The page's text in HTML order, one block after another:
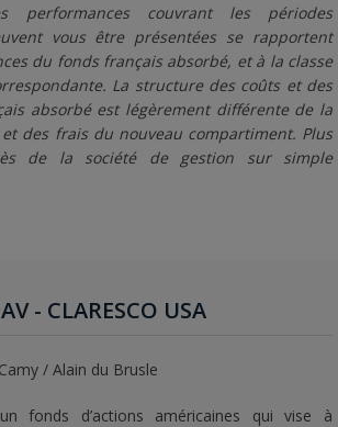
performances couvrant les périodes
vous être présentées se rapportent
du fonds français absorbé, et à la classe
La structure des coûts et des
absorbé est légèrement différente de la
des frais du nouveau compartiment. Plus
de la société de gestion sur simple
- CLARESCO USA
/ Alain du Brusle
fonds d’actions américaines qui vise à